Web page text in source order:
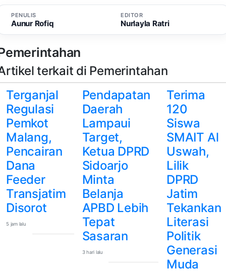
PENULIS
Aunur Rofiq
EDITOR
Nurlayla Ratri
terkait di Pemerintahan
Terganjal
Regulasi
Pemkot
Malang,
Pencairan
Dana
Feeder
Transjatim
Disorot
5 jam lalu
Pendapatan
Daerah
Lampaui
Target,
Ketua DPRD
Sidoarjo
Minta
Belanja
APBD Lebih
Tepat
Sasaran
3 hari lalu
Terima
120
Siswa
SMAIT Al
Uswah,
Lilik
DPRD
Jatim
Tekankan
Literasi
Politik
Generasi
Muda